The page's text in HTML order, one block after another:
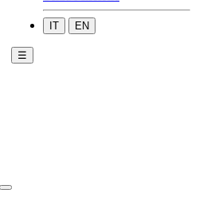
IT EN
☰